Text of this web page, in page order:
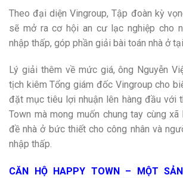
Theo đại diện Vingroup, Tập đoàn kỳ
sẽ mở ra cơ hội an cư lạc nghiệp cho
nhập thấp, góp phần giải bài toán nhà ở
Lý giải thêm về mức giá, ông Nguyễn
tịch kiêm Tổng giám đốc Vingroup cho
đặt mục tiêu lợi nhuận lên hàng đầu với
Town mà mong muốn chung tay cùng
đề nhà ở bức thiết cho công nhân và
nhập thấp.
CĂN HỘ HAPPY TOWN – MỘT